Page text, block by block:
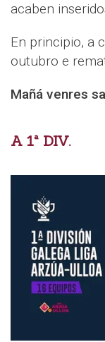
acaben
En principio, a
outubro e
Mañá venres
A 1ª DIV.